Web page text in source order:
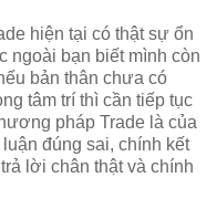
hiện tại có thật sự ổn
ngoài bạn biết mình còn
bản thân chưa có
tâm trí thì cần tiếp tục
pháp Trade là của
đúng sai, chính kết
lời chân thật và chính